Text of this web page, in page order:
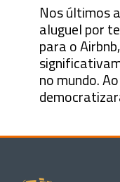
Nos últimos
aluguel por
para o
no mundo.